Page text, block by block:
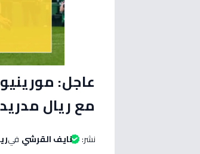
عاجل:
مع ريال
نشر: نايف القرشي في